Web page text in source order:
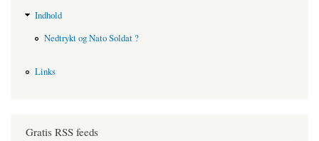
Indhold
Nedtrykt og Nato Soldat ?
Links
Gratis RSS feeds